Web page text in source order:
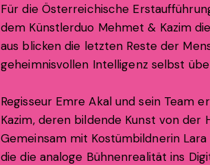
Für die Österreichische
dem Künstlerduo Mehmet & Kazim
aus blicken die letzten Reste der
geheimnisvollen Intelligenz selbst
Regisseur Emre Akal und sein
Kazim, deren bildende Kunst von
Gemeinsam mit Kostümbildnerin
die die analoge Bühnenrealität ins